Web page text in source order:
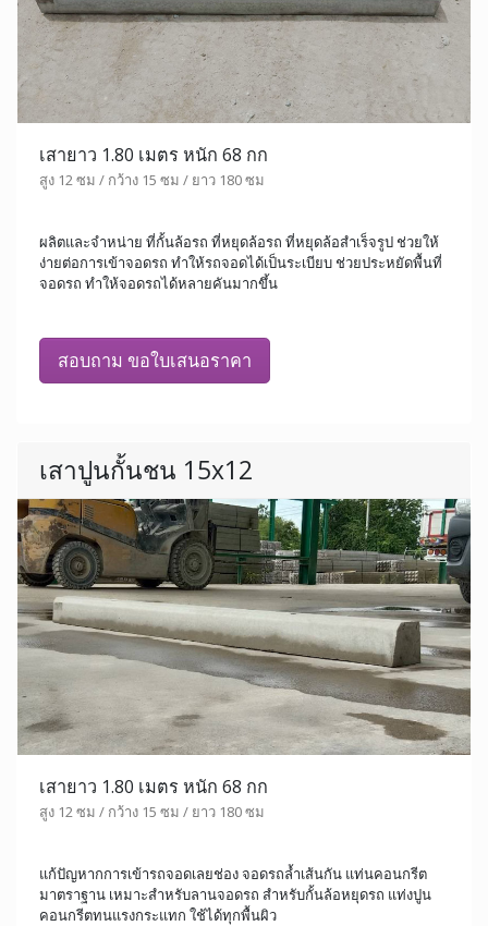
เสายาว 1.80 เมตร หนัก 68 กก
สูง 12 ซม / กว้าง 15 ซม / ยาว 180 ซม
ผลิตและจำหน่าย ที่กั้นล้อรถ ที่หยุดล้อรถ ที่หยุดล้อสำเร็จรูป ช่วยให้
ง่ายต่อการเข้าจอดรถ ทำให้รถจอดได้เป็นระเบียบ ช่วยประหยัดพื้นที่
จอดรถ ทำให้จอดรถได้หลายคันมากขึ้น
สอบถาม ขอใบเสนอราคา
เสาปูนกั้นชน 15x12
เสายาว 1.80 เมตร หนัก 68 กก
สูง 12 ซม / กว้าง 15 ซม / ยาว 180 ซม
แก้ปัญหากการเข้ารถจอดเลยช่อง จอดรถล้ำเส้นกัน แท่นคอนกรีต
มาตราฐาน เหมาะสำหรับลานจอดรถ สำหรับกั้นล้อหยุดรถ แท่งปูน
คอนกรีตทนแรงกระแทก ใช้ได้ทุกพื้นผิว